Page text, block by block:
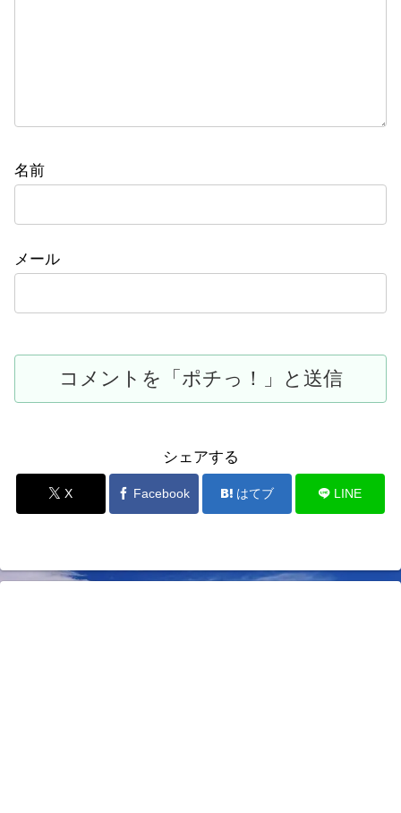
名前
メール
シェアする
X Facebook はてブ LINE